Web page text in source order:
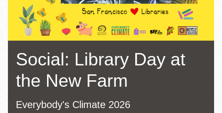
navegación
Social: Library Day at
the New Farm
Everybody's Climate 2026